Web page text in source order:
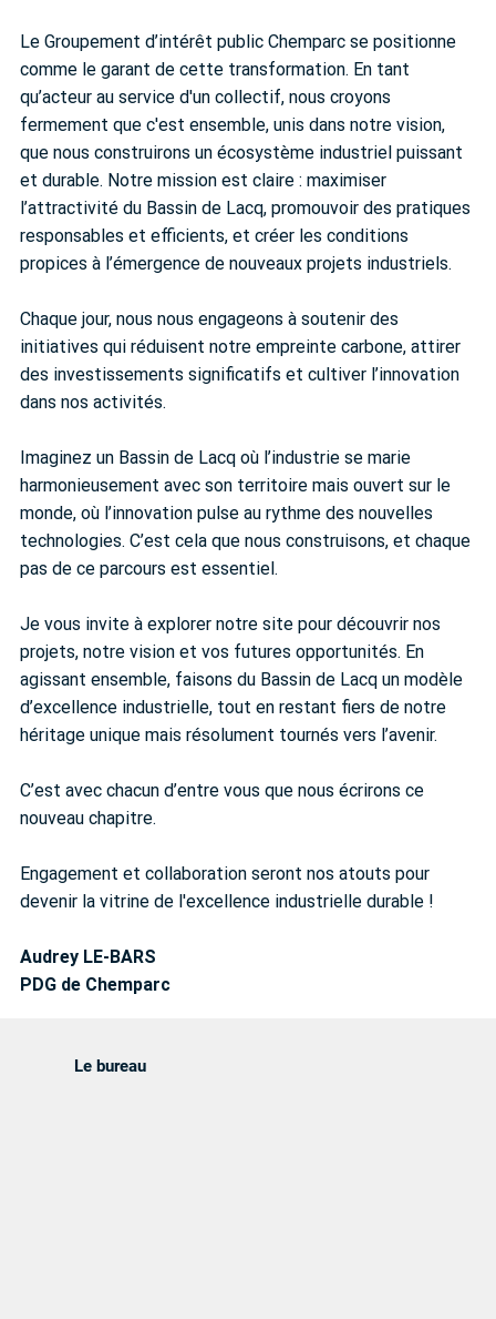
Le Groupement d’intérêt public Chemparc se positionne
comme le garant de cette transformation. En tant
qu’acteur au service d'un collectif, nous croyons
fermement que c'est ensemble, unis dans notre vision,
que nous construirons un écosystème industriel puissant
et durable. Notre mission est claire : maximiser
l’attractivité du Bassin de Lacq, promouvoir des pratiques
responsables et efficients, et créer les conditions
propices à l’émergence de nouveaux projets industriels.
Chaque jour, nous nous engageons à soutenir des
initiatives qui réduisent notre empreinte carbone, attirer
des investissements significatifs et cultiver l’innovation
dans nos activités.
Imaginez un Bassin de Lacq où l’industrie se marie
harmonieusement avec son territoire mais ouvert sur le
monde, où l’innovation pulse au rythme des nouvelles
technologies. C’est cela que nous construisons, et chaque
pas de ce parcours est essentiel.
Je vous invite à explorer notre site pour découvrir nos
projets, notre vision et vos futures opportunités. En
agissant ensemble, faisons du Bassin de Lacq un modèle
d’excellence industrielle, tout en restant fiers de notre
héritage unique mais résolument tournés vers l’avenir.
C’est avec chacun d’entre vous que nous écrirons ce
nouveau chapitre.
Engagement et collaboration seront nos atouts pour
devenir la vitrine de l'excellence industrielle durable !
Audrey LE-BARS
PDG de Chemparc
Le bureau